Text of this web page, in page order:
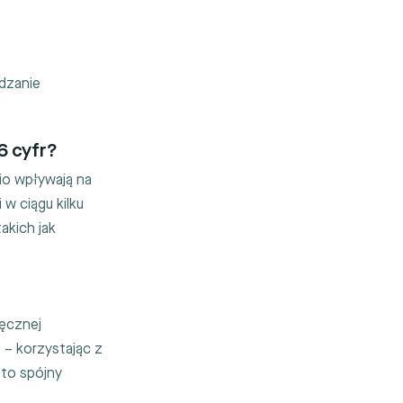
cyfr?
wpływają na
ciągu kilku
jak
– korzystając z
spójny